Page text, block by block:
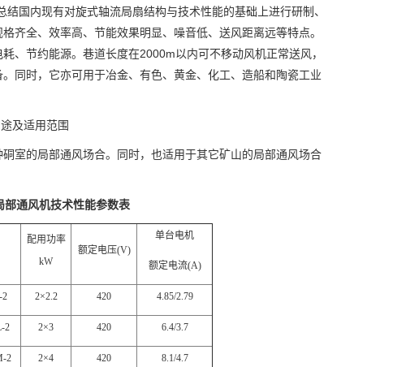
国内现有对旋式轴流局扇结构与技术性能的基础上进行研制、
齐全、效率高、节能效果明显、噪音低、送风距离远等特点。
、节约能源。巷道长度在2000m以内可不移动风机正常送风，
同时，它亦可用于冶金、有色、黄金、化工、造船和陶瓷工业
及适用范围
室的局部通风场合。同时，也适用于其它矿山的局部通风场合
部通风机技术性能参数表
配用功率
kW
额定电压(V)
单台电机
额定电流(A)
2 2×2.2 420 4.85/2.79
2 2×3 420 6.4/3.7
2 2×4 420 8.1/4.7